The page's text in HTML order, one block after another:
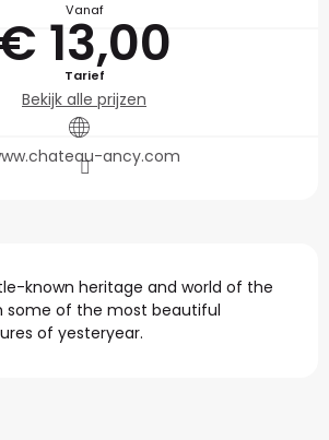
Vanaf
€ 13,00
Tarief
Bekijk alle prijzen
ancy.com
known heritage and world of the
some of the most beautiful
of yesteryear.